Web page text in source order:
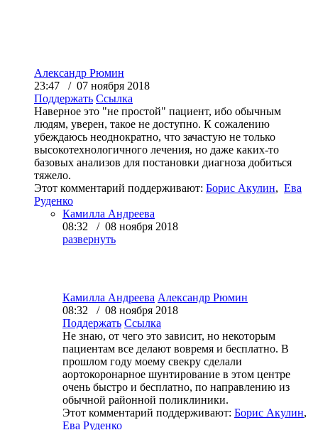
Александр Рюмин
23:47 / 07 ноября 2018
Поддержать Ссылка
Наверное это "не простой" пациент, ибо обычным
людям, уверен, такое не доступно. К сожалению
убеждаюсь неоднократно, что зачастую не только
высокотехнологичного лечения, но даже каких-то
базовых анализов для постановки диагноза добиться
тяжело.
Этот комментарий поддерживают: Борис Акулин, Ева
Руденко
Камилла Андреева
08:32 / 08 ноября 2018
развернуть
Камилла Андреева Александр Рюмин
08:32 / 08 ноября 2018
Поддержать Ссылка
Не знаю, от чего это зависит, но некоторым
пациентам все делают вовремя и бесплатно. В
прошлом году моему свекру сделали
аортокоронарное шунтирование в этом центре
очень быстро и бесплатно, по направлению из
обычной районной поликлиники.
Этот комментарий поддерживают: Борис Акулин,
Ева Руденко